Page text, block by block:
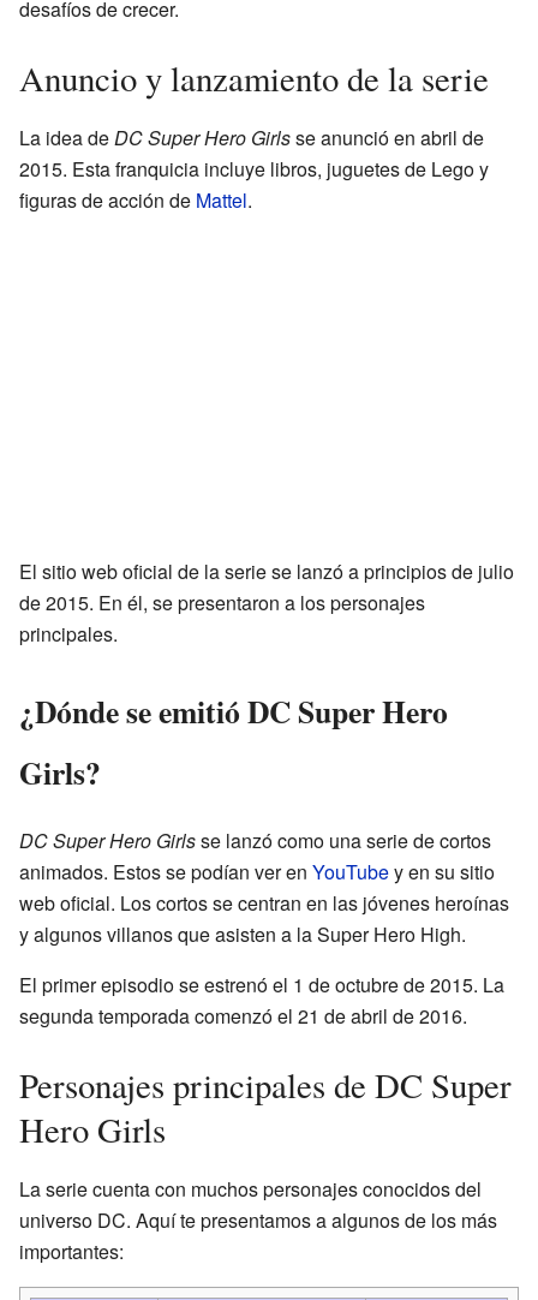
desafíos de crecer.
Anuncio y lanzamiento de la serie
La idea deDC Super Hero Girlsse anunció en abril de
2015. Esta franquicia incluye libros, juguetes de Lego y
figuras de acción de Mattel.
El sitio web oficial de la serie se lanzó a principios de julio
de 2015. En él, se presentaron a los personajes
principales.
¿Dónde se emitió DC Super Hero
Girls?
DC Super Hero Girlsse lanzó como una serie de cortos
animados. Estos se podían ver en YouTubey en su sitio
web oficial. Los cortos se centran en las jóvenes heroínas
y algunos villanos que asisten a la Super Hero High.
El primer episodio se estrenó el 1 de octubre de 2015. La
segunda temporada comenzó el 21 de abril de 2016.
Personajes principales de DC Super
Hero Girls
La serie cuenta con muchos personajes conocidos del
universo DC. Aquí te presentamos a algunos de los más
importantes: